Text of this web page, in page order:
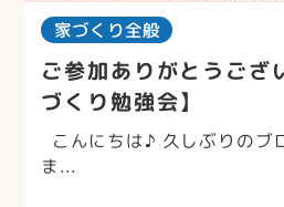
家づくり全般
ご参加ありがとうござ
づくり勉強会】
こんにちは♪ 久しぶりのブ
ま...